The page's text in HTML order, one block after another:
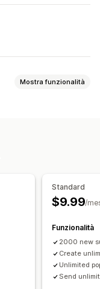
Mostra funzionalità
Standard
$9.99/
Funzionalità
2000 new
Create
Unlimited
Send